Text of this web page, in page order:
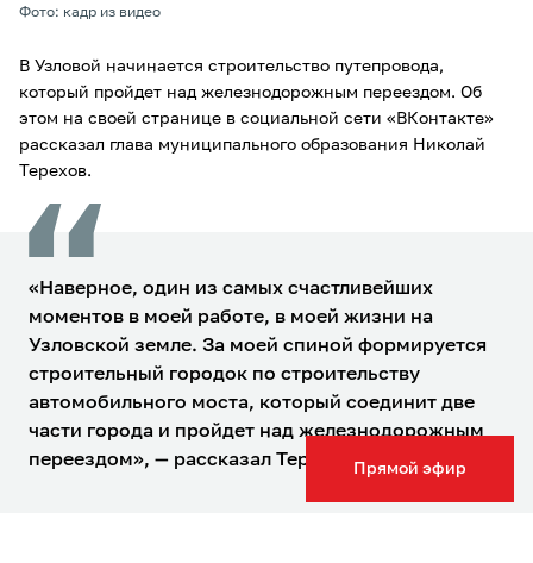
Прямой эфир
Фото: кадр из видео
В Узловой начинается строительство путепровода,
который пройдет над железнодорожным переездом. Об
этом на своей странице в социальной сети «ВКонтакте»
рассказал глава муниципального образования Николай
Терехов.
«Наверное, один из самых счастливейших
моментов в моей работе, в моей жизни на
Узловской земле. За моей спиной формируется
строительный городок по строительству
автомобильного моста, который соединит две
части города и пройдет над железнодорожным
переездом», — рассказал Терехов.